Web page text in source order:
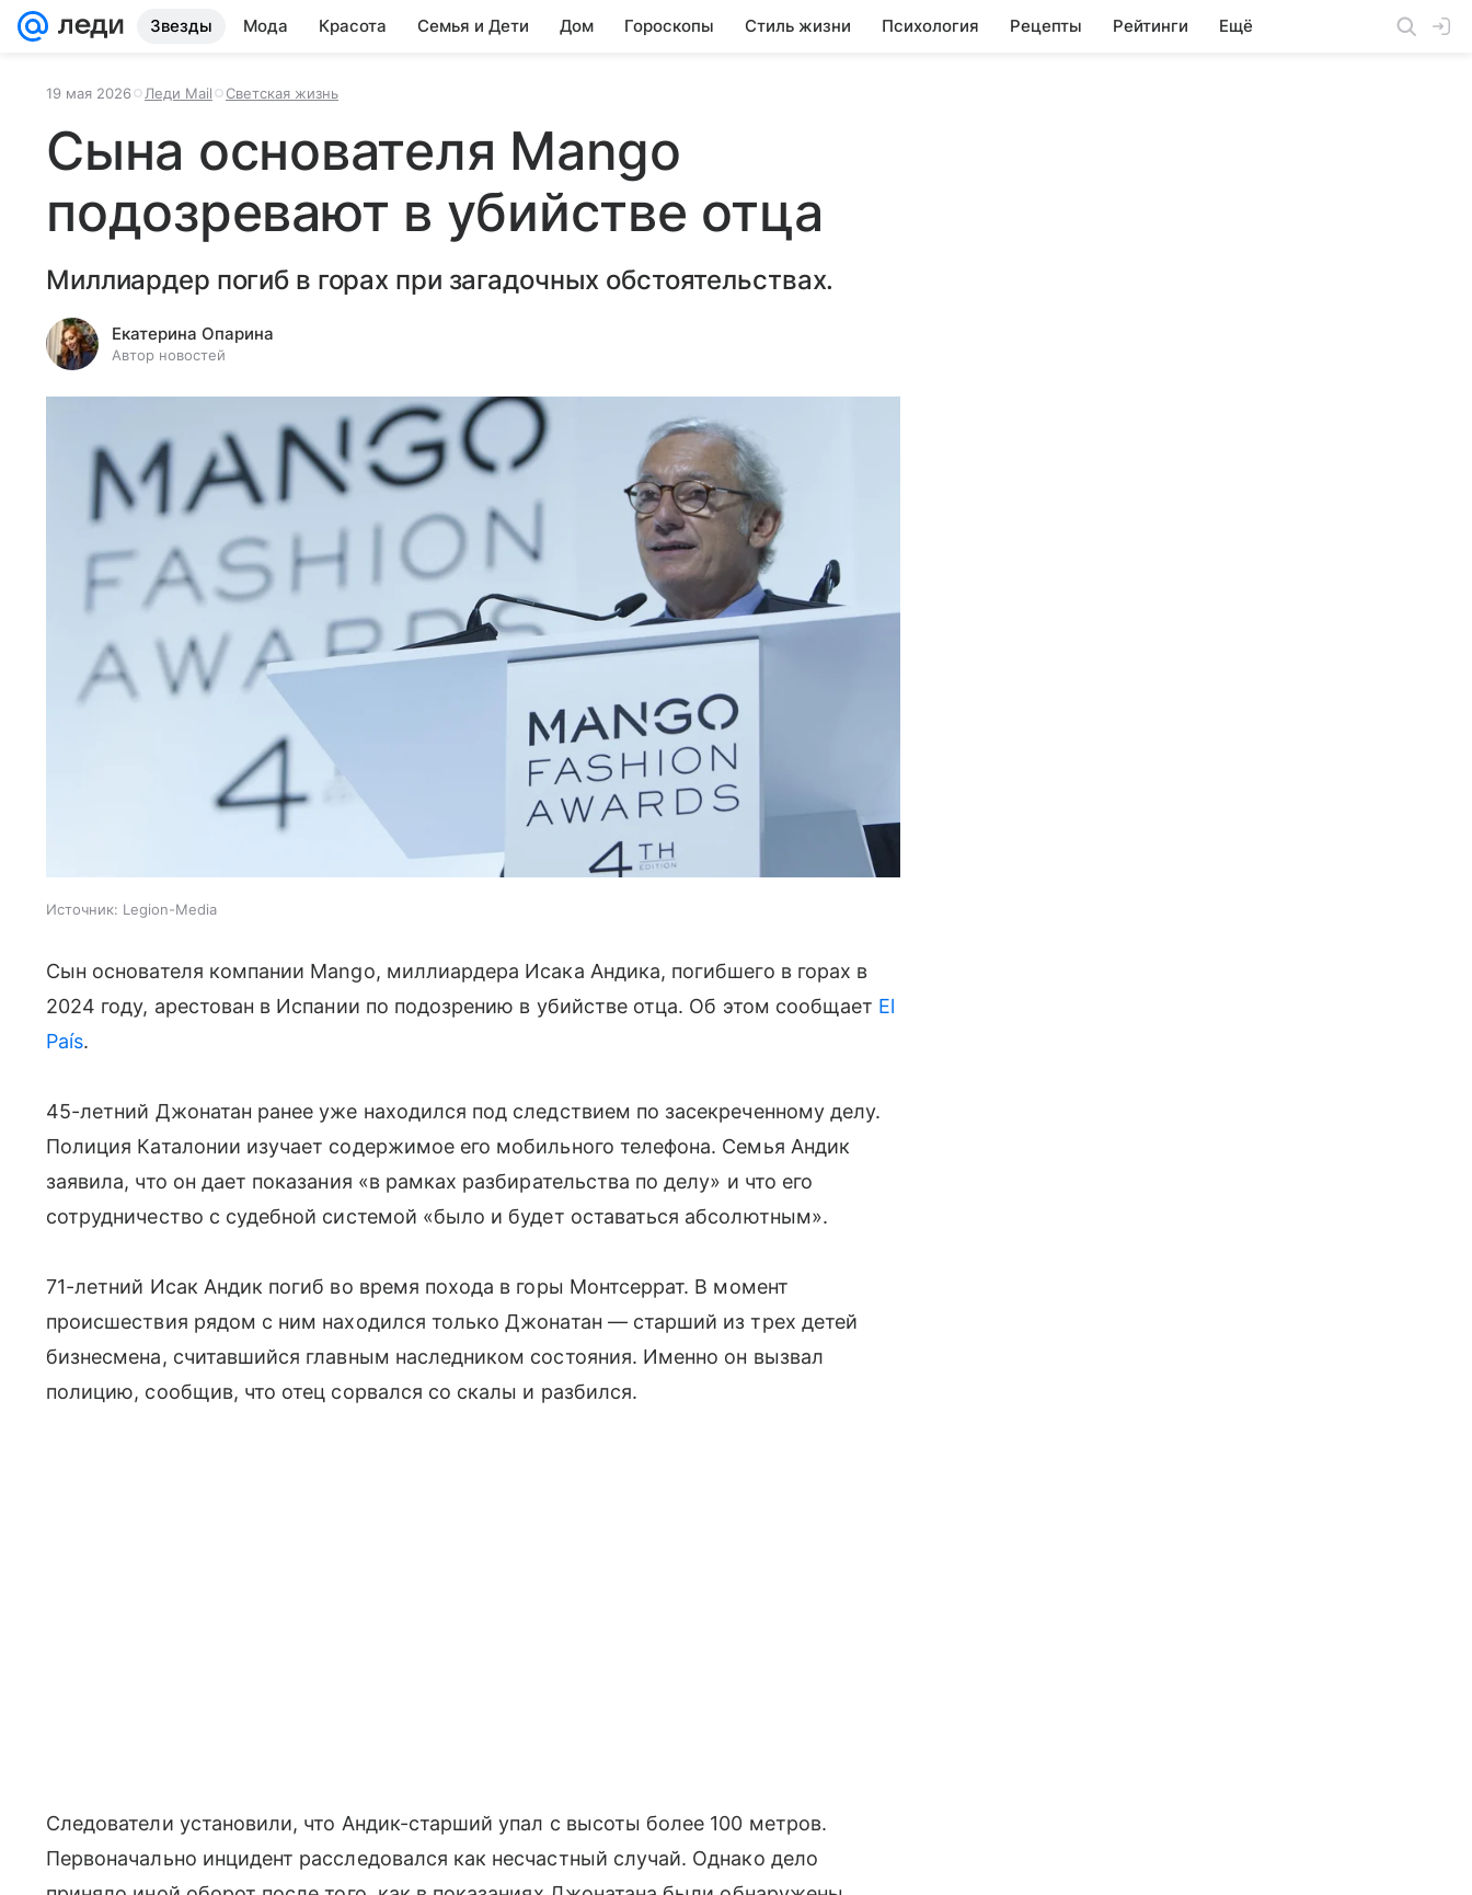
Звезды Мода Красота Семья и Дети Дом Гороскопы Стиль жизни Психология Рецепты Рейтинги Ещё
19 мая 2026 Леди Mail Светская жизнь
Сына основателя Mango
подозревают в убийстве отца
Миллиардер погиб в горах при загадочных обстоятельствах.
Екатерина Опарина
Автор новостей
Источник: Legion-Media
Сын основателя компании Mango, миллиардера Исака Андика, погибшего в горах в
2024 году, арестован в Испании по подозрению в убийстве отца. Об этом сообщает El
País.
45-летний Джонатан ранее уже находился под следствием по засекреченному делу.
Полиция Каталонии изучает содержимое его мобильного телефона. Семья Андик
заявила, что он дает показания «в рамках разбирательства по делу» и что его
сотрудничество с судебной системой «было и будет оставаться абсолютным».
71-летний Исак Андик погиб во время похода в горы Монтсеррат. В момент
происшествия рядом с ним находился только Джонатан — старший из трех детей
бизнесмена, считавшийся главным наследником состояния. Именно он вызвал
полицию, сообщив, что отец сорвался со скалы и разбился.
Следователи установили, что Андик-старший упал с высоты более 100 метров.
Первоначально инцидент расследовался как несчастный случай. Однако дело